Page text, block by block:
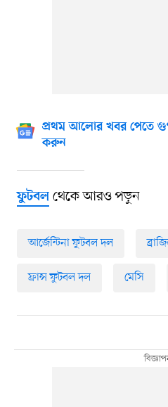
প্রথম আলোর খবর পেতে
করুন
ফুটবলথেকে আরও পড়ুন
আর্জেন্টিনা ফুটবল দল
ফ্রান্স ফুটবল দল মেসি